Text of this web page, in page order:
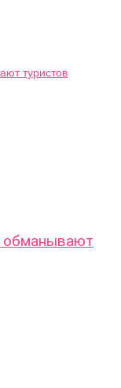
обманывают